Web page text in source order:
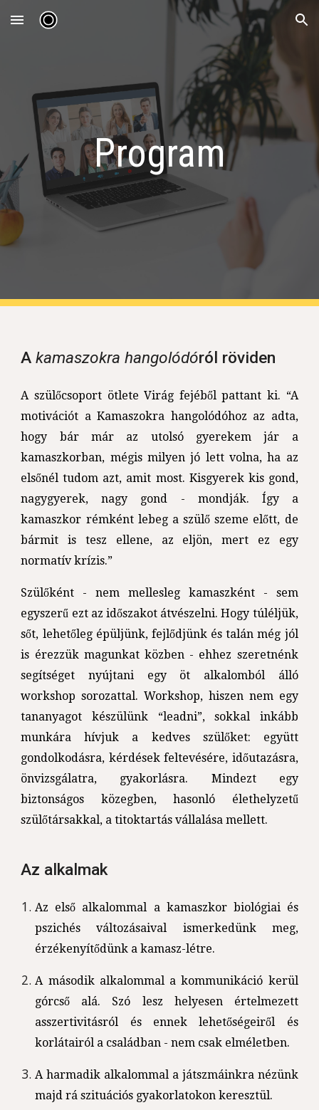
Skip to main content Skip to navigation
Program
A kamaszokra hangolódóról röviden
A szülőcsoport ötlete Virág fejéből pattant ki. “A
motivációt a Kamaszokra hangolódóhoz az adta,
hogy bár már az utolsó gyerekem jár a
kamaszkorban, mégis milyen jó lett volna, ha az
elsőnél tudom azt, amit most. Kisgyerek kis gond,
nagygyerek, nagy gond - mondják. Így a
kamaszkor rémként lebeg a szülő szeme előtt, de
bármit is tesz ellene, az eljön, mert ez egy
normatív krízis.”
Szülőként - nem mellesleg kamaszként - sem
egyszerű ezt az időszakot átvészelni. Hogy túléljük,
sőt, lehetőleg épüljünk, fejlődjünk és talán még jól
is érezzük magunkat közben - ehhez szeretnénk
segítséget nyújtani egy öt alkalomból álló
workshop sorozattal. Workshop, hiszen nem egy
tananyagot készülünk “leadni”, sokkal inkább
munkára hívjuk a kedves szülőket: együtt
gondolkodásra, kérdések feltevésére, időutazásra,
önvizsgálatra, gyakorlásra. Mindezt egy
biztonságos közegben, hasonló élethelyzetű
szülőtársakkal, a titoktartás vállalása mellett.
Az alkalmak
Az első alkalommal a kamaszkor biológiai és
pszichés változásaival ismerkedünk meg,
érzékenyítődünk a kamasz-létre.
A második alkalommal a kommunikáció kerül
górcső alá. Szó lesz helyesen értelmezett
asszertivitásról és ennek lehetőségeiről és
korlátairól a családban - nem csak elméletben.
A harmadik alkalommal a játszmáinkra nézünk
majd rá szituációs gyakorlatokon keresztül.